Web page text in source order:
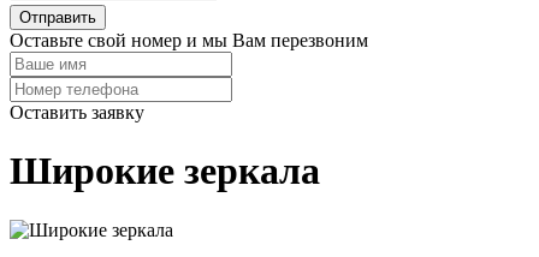
Отправить
Оставьте свой номер и мы Вам перезвоним
Оставить заявку
Широкие зеркала